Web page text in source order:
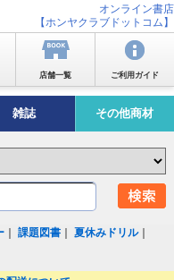
オンライン書店
【ホンヤクラブドットコム】
店舗一覧 ご利用ガイド
雑誌 その他商材
｜課題図書 ｜夏休みドリル｜